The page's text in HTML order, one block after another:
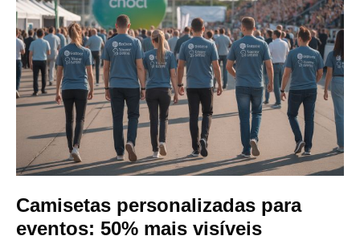
Camisetas personalizadas para
eventos: 50% mais visíveis
para
eventos:
50%
mais
visíveis